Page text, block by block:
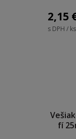
2,15
s DPH / ks
fí